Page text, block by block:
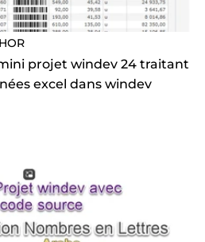
projet windev 24 traitant
excel dans windev